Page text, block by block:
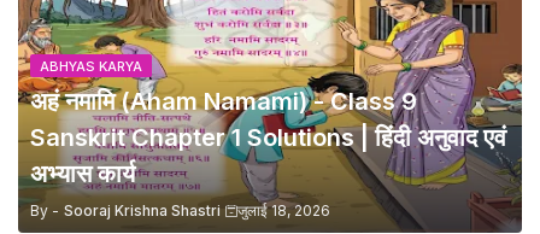
ABHYAS KARYA
अहं नमामि (Aham Namami) - Class 9
Sanskrit Chapter 1 Solutions | हिंदी अनुवाद एवं
अभ्यास कार्य
By - Sooraj Krishna Shastri जुलाई 18, 2026